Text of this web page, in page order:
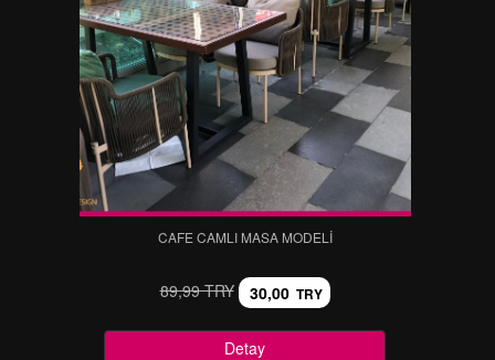
CAFE CAMLI MASA MODELI
89,99 TRY 30,00 TRY
Detay